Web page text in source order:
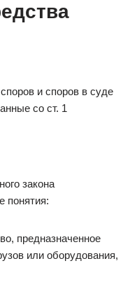
и споров в суде
со ст. 1
закона
понятия:
предназначенное
или оборудования,